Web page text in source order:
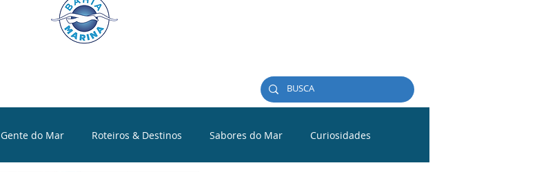
Gente do Mar Roteiros & Destinos Sabores do Mar Curiosidades